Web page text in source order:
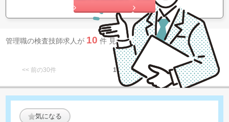
管理職の検査技師求人が 10 件 見つかりました。
<< 前の30件 1 次の30件 >>
気になる